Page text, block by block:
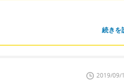
続きを
2019/09/